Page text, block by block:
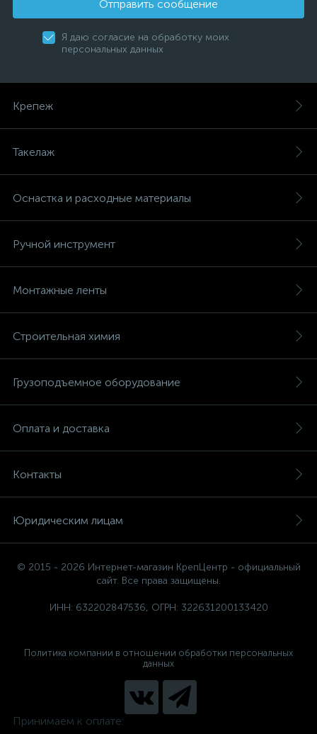
Отправить сообщение
Я даю согласие на обработку моих
персональных данных
Крепеж
Такелаж
Оснастка и расходные материалы
Ручной инструмент
Монтажные ленты
Строительная химия
Грузоподъемное оборудование
Оплата и доставка
Контакты
Юридическим лицам
© 2015 - 2026 Интернет-магазин КрепЦентр - официальный
сайт. Все права защищены.
ИНН: 632202847536, ОГРН: 322631200133420
Политика компании в отношении обработки персональных
данных
Принимаем к оплате: